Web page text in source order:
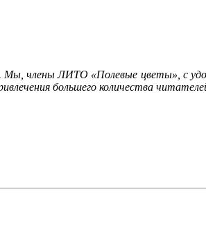
члены ЛИТО «Полевые цветы», с
большего количества